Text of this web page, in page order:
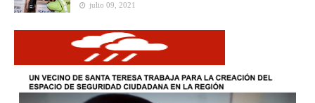
julio 09, 2021